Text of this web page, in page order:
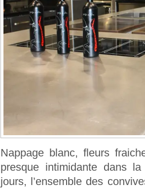
Nappage blanc, fleurs
presque intimidante dans
jours, l’ensemble des